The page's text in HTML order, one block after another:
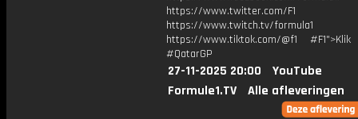
https://www.twitter.com/F1
https://www.twitch.tv/formula1
https://www.tiktok.com/@f1
#QatarGP
27-11-2025 20:00
YouTube
Formule1.TV
Alle afleveringen